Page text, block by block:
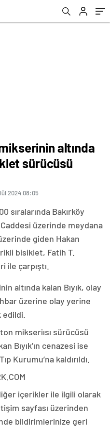
altında
sürücüsü
2024 08:05
sıralarında Bakırköy
üzerinde meydana
giden Hakan
bisiklet, Fatih T.
çarpıştı.
altında kalan Bıyık, olay
üzerine olay yerine
mikseriısı sürücüsü
Bıyık’ın cenazesi ise
Kurumu’na kaldırıldı.
içerikler ile ilgili olarak
sayfası üzerinden
bildirimlerinize geri